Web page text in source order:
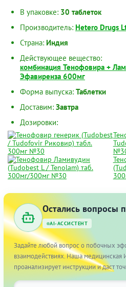
В упаковке: 30 таблеток
Производитель: Hetero Drugs
Страна: Индия
Действующее вещество:
комбинация Тенофовира +
Эфавиренза 600мг
Форма выпуска: Таблетки
Доставим: Завтра
Дозировки:
Остались вопросы
AI-АССИСТЕНТ
Задайте любой вопрос о побочных
взаимодействиях. Наша
проанализирует инструкции и даст